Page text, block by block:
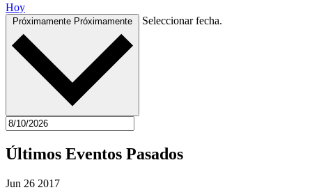
Hoy
Próximamente Próximamente Seleccionar fecha.
Últimos Eventos Pasados
Jun 26 2017